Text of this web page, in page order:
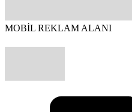
MOBİL REKLAM ALANI